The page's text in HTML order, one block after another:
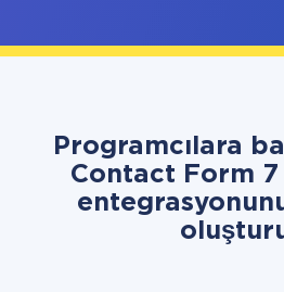
Programcılara
Contact Form 7